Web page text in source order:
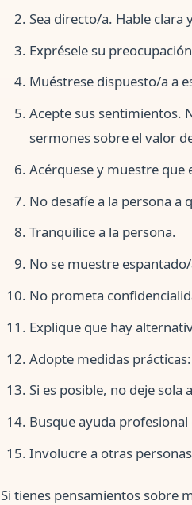
Sea directo/a. Hable clara
Exprésele su
Muéstrese dispuesto/a a
Acepte sus sentimientos.
sermones sobre el valor
Acérquese y muestre que
No desafíe a la persona a
Tranquilice a la persona.
No se muestre
No prometa
Explique que hay
Adopte medidas
Si es posible, no deje
Busque ayuda
Involucre a otras
Si tienes pensamientos sobre